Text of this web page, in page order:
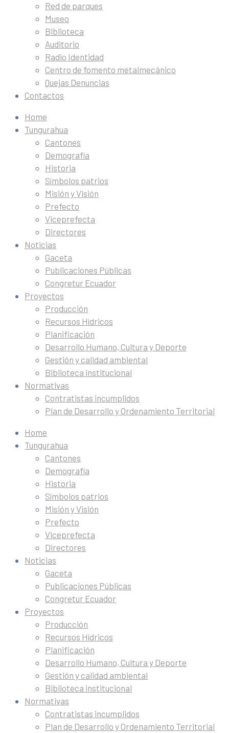
Red de parques
Museo
Biblioteca
Auditorio
Radio Identidad
Centro de fomento metalmecánico
Quejas Denuncias
Contactos
Home
Tungurahua
Cantones
Demografía
Historia
Símbolos patrios
Misión y Visión
Prefecto
Viceprefecta
Directores
Noticias
Gaceta
Publicaciones Públicas
Congretur Ecuador
Proyectos
Producción
Recursos Hídricos
Planificación
Desarrollo Humano, Cultura y Deporte
Gestión y calidad ambiental
Biblioteca institucional
Normativas
Contratistas incumplidos
Plan de Desarrollo y Ordenamiento Territorial
Home
Tungurahua
Cantones
Demografía
Historia
Símbolos patrios
Misión y Visión
Prefecto
Viceprefecta
Directores
Noticias
Gaceta
Publicaciones Públicas
Congretur Ecuador
Proyectos
Producción
Recursos Hídricos
Planificación
Desarrollo Humano, Cultura y Deporte
Gestión y calidad ambiental
Biblioteca institucional
Normativas
Contratistas incumplidos
Plan de Desarrollo y Ordenamiento Territorial